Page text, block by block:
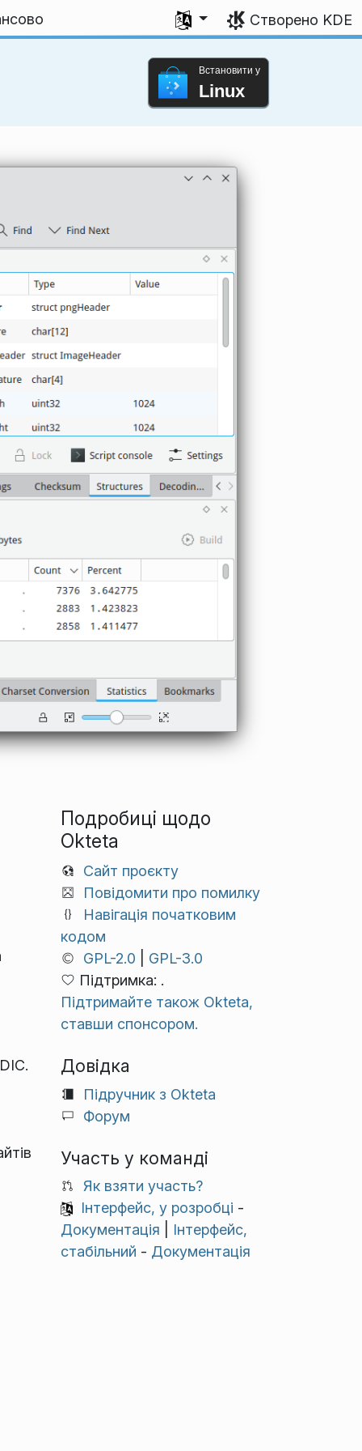
Виберіть мову
Створено KDE
Встановити у
Linux
Подробиці щодо
Okteta
Сайт проєкту
Повідомити про помилку
Навігація початковим
кодом
GPL-2.0
GPL-3.0
Підтримка: .
Підтримайте також Okteta,
ставши спонсором.
Довідка
Підручник з Okteta
Форум
Участь у команді
Як взяти участь?
Інтерфейс, у розробці -
Документація
Інтерфейс,
стабільний - Документація